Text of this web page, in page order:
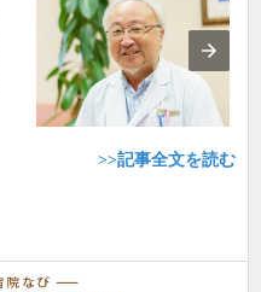
>>記事全文を読む